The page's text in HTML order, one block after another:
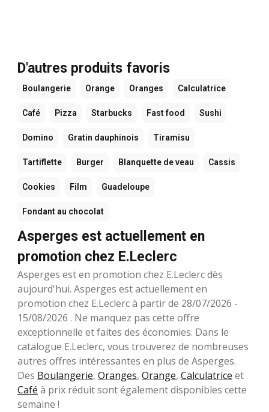
D'autres produits favoris
Boulangerie Orange Oranges Calculatrice
Café Pizza Starbucks Fast food Sushi
Domino Gratin dauphinois Tiramisu
Tartiflette Burger Blanquette de veau Cassis
Cookies Film Guadeloupe
Fondant au chocolat
Asperges est actuellement en
promotion chez E.Leclerc
Asperges est en promotion chez E.Leclerc dès
aujourd'hui. Asperges est actuellement en
promotion chez E.Leclerc à partir de 28/07/2026 -
15/08/2026 . Ne manquez pas cette offre
exceptionnelle et faites des économies. Dans le
catalogue E.Leclerc, vous trouverez de nombreuses
autres offres intéressantes en plus de Asperges.
Des Boulangerie, Oranges, Orange, Calculatrice et
Café à prix réduit sont également disponibles cette
semaine !